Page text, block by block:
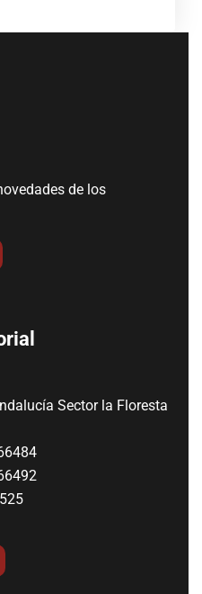
de los
Sector la Floresta